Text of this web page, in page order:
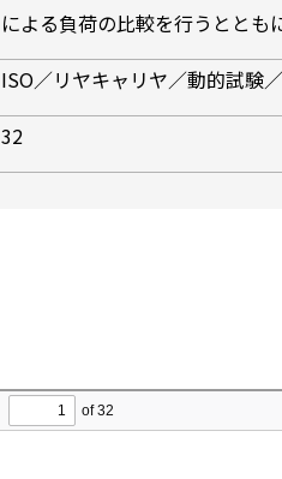
による負荷の比較を行うととも
ISO／リヤキャリヤ／動的試験
32